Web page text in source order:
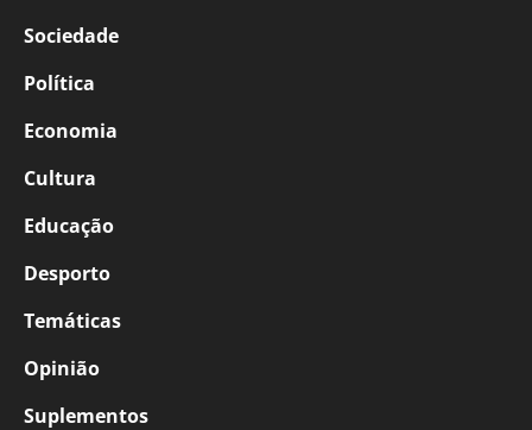
Sociedade
Política
Economia
Cultura
Educação
Desporto
Temáticas
Opinião
Suplementos